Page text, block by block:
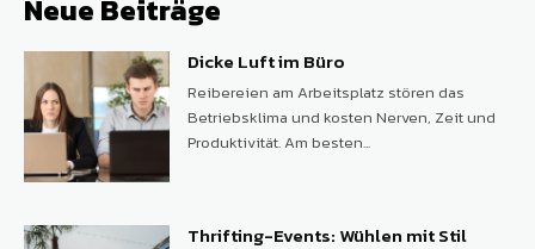
Neue Beiträge
Dicke Luft im Büro
Reibereien am Arbeitsplatz stören das
Betriebsklima und kosten Nerven, Zeit und
Produktivität. Am besten...
Thrifting-Events: Wühlen mit Stil